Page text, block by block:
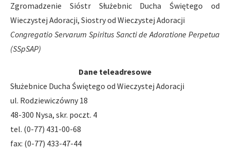
Zgromadzenie Sióstr Służebnic Ducha Świętego od
Wieczystej Adoracji, Siostry od Wieczystej Adoracji
Congregatio Servarum Spiritus Sancti de Adoratione Perpetua
(SSpSAP)
Dane teleadresowe
Służebnice Ducha Świętego od Wieczystej Adoracji
ul. Rodziewiczówny 18
48-300 Nysa, skr. poczt. 4
tel. (0-77) 431-00-68
fax: (0-77) 433-47-44